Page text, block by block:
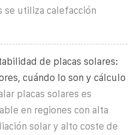
se utiliza calefacción
de placas solares:
cuándo lo son y cálculo
placas solares es
en regiones con alta
solar y alto coste de